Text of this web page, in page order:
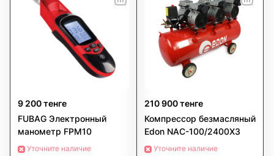
9 200 тенге
FUBAG Электронный
манометр FPM10
Уточните наличие
210 900 тенге
Компрессор безмасляный
Edon NAC-100/2400X3
Уточните наличие